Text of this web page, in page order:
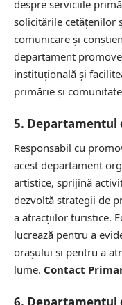
despre serviciile
solicitările cetățenilor
comunicare și
departament
instituțională și
primărie și
5. Departamentul
Responsabil cu
acest departament
artistice, sprijină
dezvoltă strategii de
a atracțiilor turistice.
lucrează pentru a
orașului și pentru a
lume. Contact